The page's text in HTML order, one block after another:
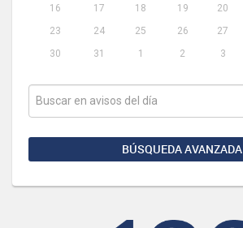
16
17 18 19 20
23
24 25 26 27
30
31 1 2 3
BÚSQUEDA AVANZADA